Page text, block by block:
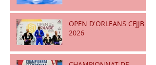
OPEN D'ORLEANS CFJJB
2026